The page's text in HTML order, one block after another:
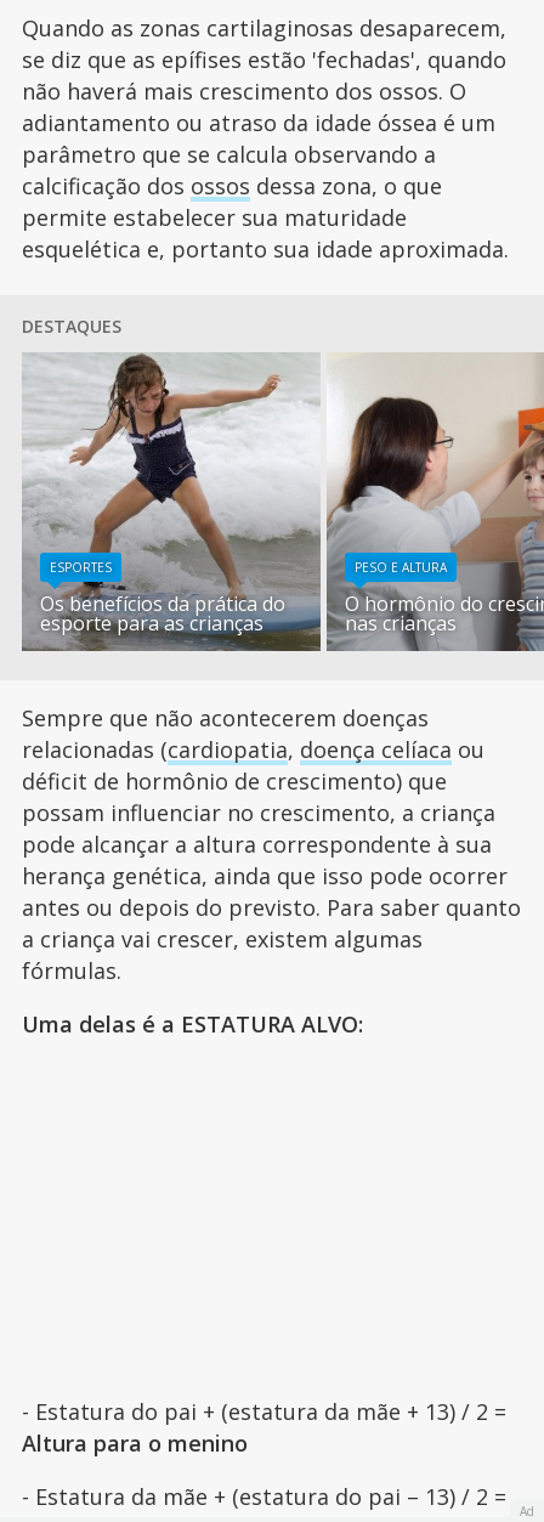
Quando as zonas cartilaginosas desaparecem,
se diz que as epífises estão 'fechadas', quando
não haverá mais crescimento dos ossos. O
adiantamento ou atraso da idade óssea é um
parâmetro que se calcula observando a
calcificação dos ossos dessa zona, o que
permite estabelecer sua maturidade
esquelética e, portanto sua idade aproximada.
DESTAQUES
ESPORTES
Os benefícios da prática do
esporte para as crianças
PESO E ALTURA
O hormônio do
nas crianças
Sempre que não acontecerem doenças
relacionadas (cardiopatia, doença celíaca ou
déficit de hormônio de crescimento) que
possam influenciar no crescimento, a criança
pode alcançar a altura correspondente à sua
herança genética, ainda que isso pode ocorrer
antes ou depois do previsto. Para saber quanto
a criança vai crescer, existem algumas
fórmulas.
Uma delas é a ESTATURA ALVO:
- Estatura do pai + (estatura da mãe + 13) / 2 =
Altura para o menino
- Estatura da mãe + (estatura do pai – 13) / 2 =
Ad